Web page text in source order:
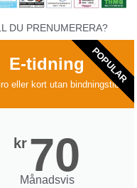
DU PRENUMERERA?
E-tidning
eller kort utan bindningstid
kr 70
Månadsvis
POPULAR